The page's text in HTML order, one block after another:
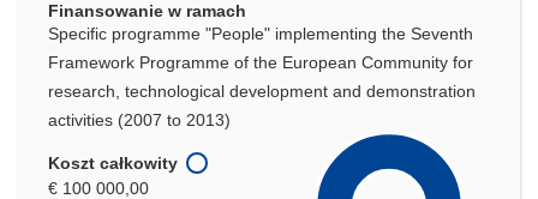
Finansowanie w ramach
Specific programme "People" implementing the Seventh
Framework Programme of the European Community for
research, technological development and demonstration
activities (2007 to 2013)
Koszt całkowity
€ 100 000,00